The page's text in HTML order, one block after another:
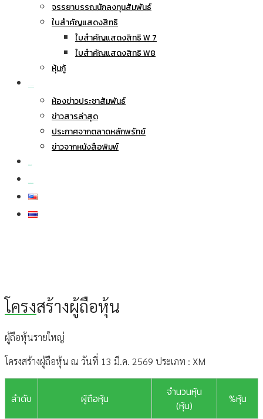
จรรยาบรรณนักลงทุนสัมพันธ์
ใบสำคัญแสดงสิทธิ
ใบสำคัญแสดงสิทธิ W 7
ใบสำคัญแสดงสิทธิ W8
หุ้นกู้
ห้องข่าวประชาสัมพันธ์
ข่าวสารล่าสุด
ประกาศจากตลาดหลักพรัทย์
ข่าวจากหนังสือพิมพ์
โครงสร้างผู้ถือหุ้น
ผู้ถือหุ้นรายใหญ่
โครงสร้างผู้ถือหุ้น ณ วันที่ 13 มี.ค. 2569 ประเภท : XM
ลำดับ ผู้ถือหุ้น
จำนวนหุ้น
(หุ้น)
%หุ้น